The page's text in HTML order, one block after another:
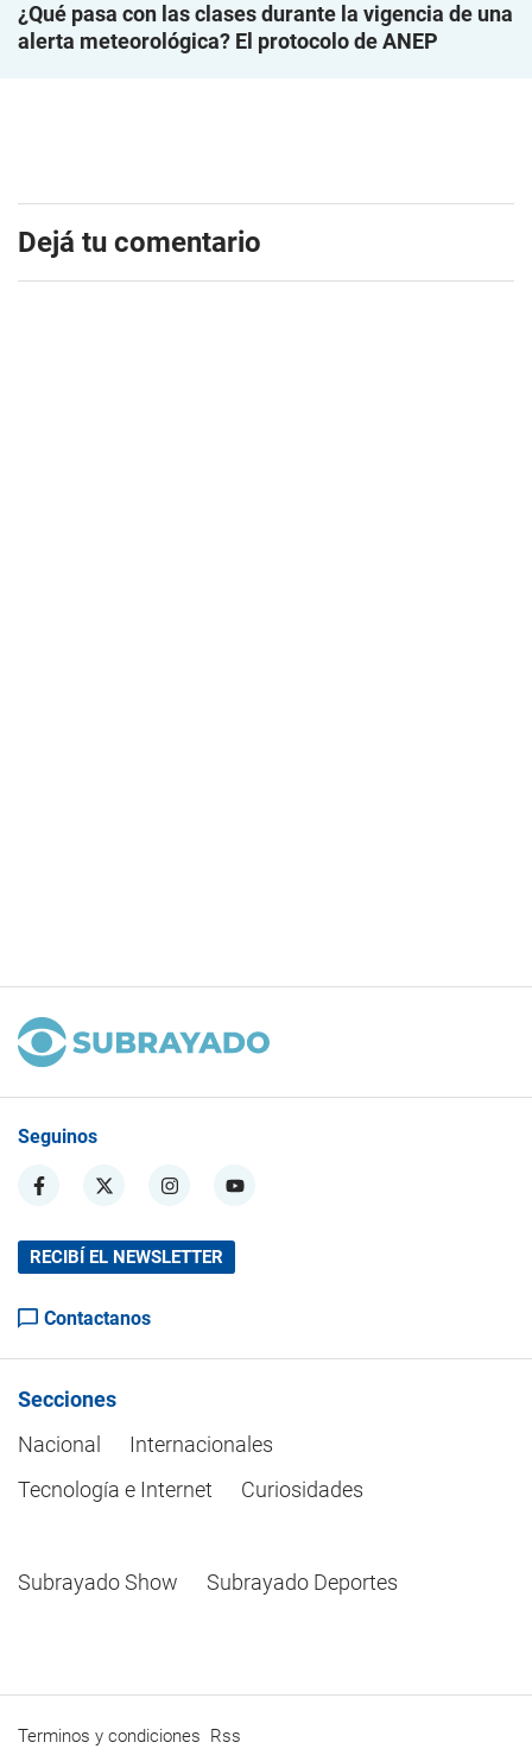
¿Qué pasa con las clases durante la vigencia de una
alerta meteorológica? El protocolo de ANEP
Dejá tu comentario
Seguinos
RECIBÍ EL NEWSLETTER
Contactanos
Secciones
Nacional
Internacionales
Tecnología e Internet
Curiosidades
Subrayado Show Subrayado Deportes
Terminos y condiciones Rss